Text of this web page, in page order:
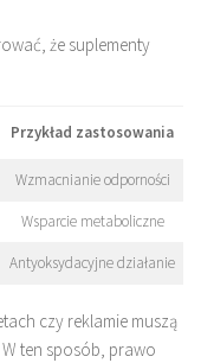
że suplementy
Przykład zastosowania
Wzmacnianie odporności
Wsparcie metaboliczne
Antyoksydacyjne działanie
czy reklamie muszą
ten sposób, prawo